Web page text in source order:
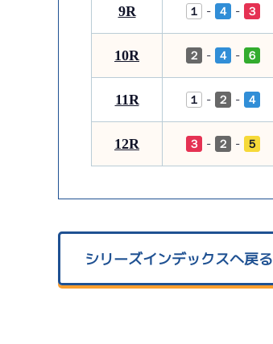
9R １ - ４ - ３
10R ２ - ４ - ６
11R １ - ２ - ４
12R ３ - ２ - ５
シリーズインデックスへ戻る